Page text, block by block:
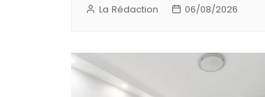
La Rédaction 06/08/2026